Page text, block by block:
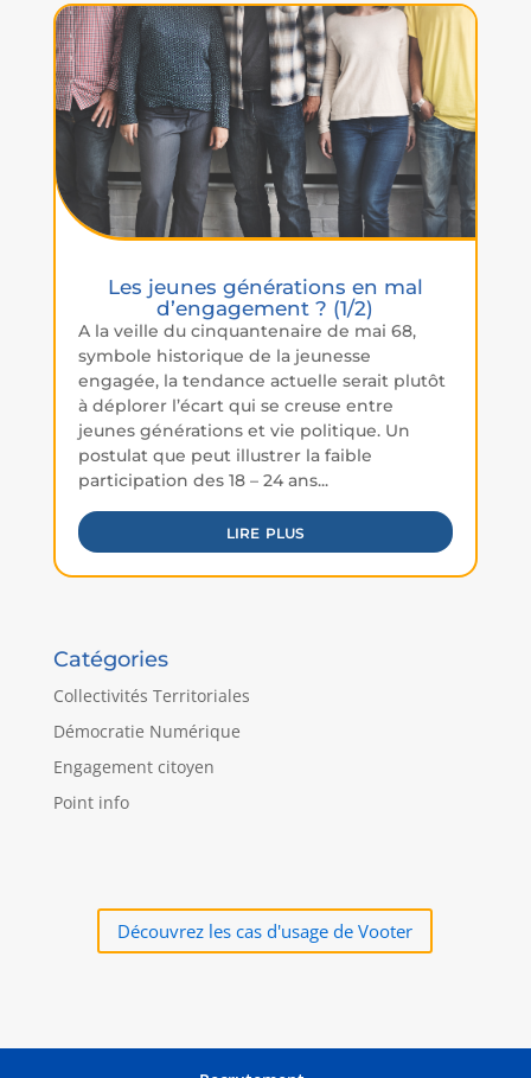
Les jeunes générations en mal
d’engagement ? (1/2)
A la veille du cinquantenaire de mai 68,
symbole historique de la jeunesse
engagée, la tendance actuelle serait plutôt
à déplorer l’écart qui se creuse entre
jeunes générations et vie politique. Un
postulat que peut illustrer la faible
participation des 18 – 24 ans...
lire plus
Catégories
Collectivités Territoriales
Démocratie Numérique
Engagement citoyen
Point info
Découvrez les cas d'usage de Vooter